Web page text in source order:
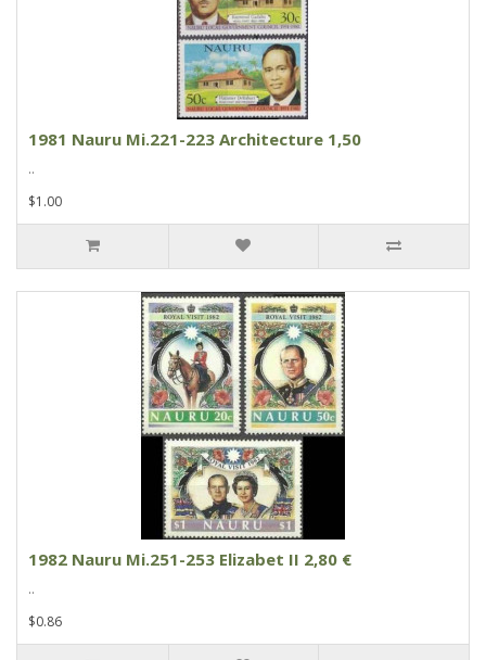
1981 Nauru Mi.221-223 Architecture 1,50
..
$1.00
1982 Nauru Mi.251-253 Elizabet II 2,80 €
..
$0.86